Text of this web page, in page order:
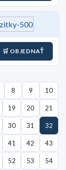
🛒 OBJEDNAŤ
8 9 10
19 20 21
30 31 32
41 42 43
52 53 54